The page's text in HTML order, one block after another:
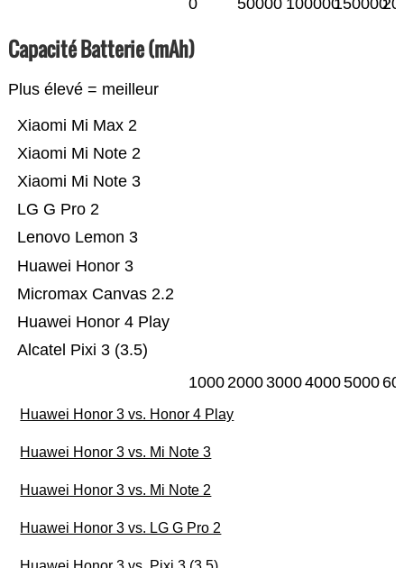
0 50000 100000150000
Capacité Batterie (mAh)
Plus élevé = meilleur
Alcatel Pixi 3 (3.5)
Huawei Honor 4 Play
Micromax Canvas 2.2
Huawei Honor 3
Lenovo Lemon 3
LG G Pro 2
Xiaomi Mi Note 3
Xiaomi Mi Note 2
Xiaomi Mi Max 2
10002000300040005000
Huawei Honor 3 vs. Honor 4 Play
Huawei Honor 3 vs. Mi Note 3
Huawei Honor 3 vs. Mi Note 2
Huawei Honor 3 vs. LG G Pro 2